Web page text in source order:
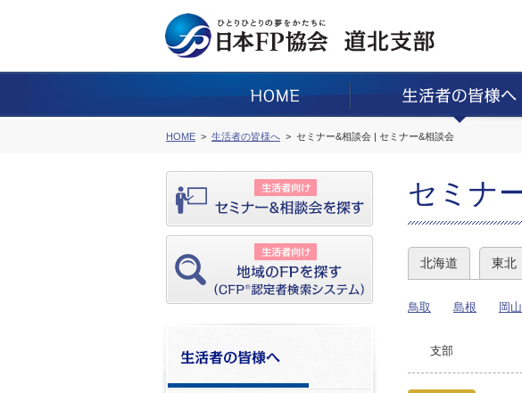
HOME 生活者の皆様へ セミナー&相談会 | セミナー&相談会
セミナ
北海道 東北
鳥取 島根 岡山
支部